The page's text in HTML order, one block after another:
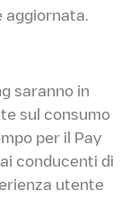
saranno in
sul consumo
per il Pay
conducenti di
utente